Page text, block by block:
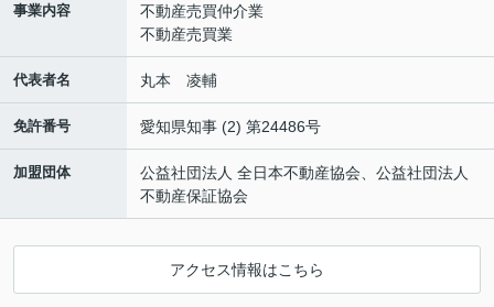
事業内容
不動産売買仲介業
不動産売買業
代表者名 丸本 凌輔
免許番号 愛知県知事 (2) 第24486号
加盟団体
公益社団法人 全日本不動産協会、公益社団法人
不動産保証協会
アクセス情報はこちら